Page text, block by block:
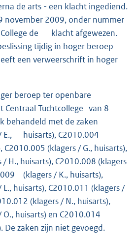
de arts - een klacht ingediend.
november 2009, onder nummer
de klacht afgewezen.
tijdig in hoger beroep
een verweerschrift in hoger
beroep ter openbare
Centraal Tuchtcollege van 8
behandeld met de zaken
E., huisarts), C2010.004
C2010.005 (klagers / G., huisarts),
H., huisarts), C2010.008 (klagers
(klagers / K., huisarts),
huisarts), C2010.011 (klagers /
(klagers / N., huisarts),
huisarts) en C2010.014
De zaken zijn niet gevoegd.